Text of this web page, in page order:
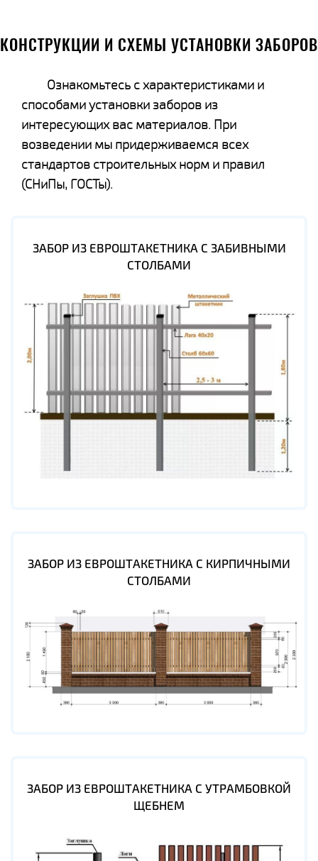
КОНСТРУКЦИИ И СХЕМЫ УСТАНОВКИ ЗАБОРОВ
Ознакомьтесь с характеристиками и
способами установки заборов из
интересующих вас материалов. При
возведении мы придерживаемся всех
стандартов строительных норм и правил
(СНиПы, ГОСТы).
ЗАБОР ИЗ ЕВРОШТАКЕТНИКА С ЗАБИВНЫМИ
СТОЛБАМИ
ЗАБОР ИЗ ЕВРОШТАКЕТНИКА С КИРПИЧНЫМИ
СТОЛБАМИ
ЗАБОР ИЗ ЕВРОШТАКЕТНИКА С УТРАМБОВКОЙ
ЩЕБНЕМ